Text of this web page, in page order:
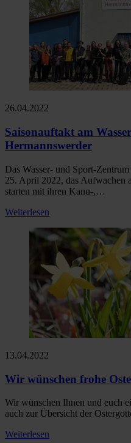
26.04.2022
Saisonauftakt am
Hermannswerder
Das Wasser- und Sport-
25. April 2022, das Aufwachen
starten mit ihren Kanu-,…
Weiterlesen
13.04.2022
Wir wünschen frohe
Wir wünschen Ihnen und euch
auch zur Übersicht der
Weiterlesen